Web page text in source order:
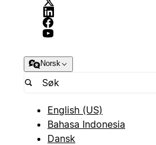
Norsk
English (US)
Bahasa Indonesia
Dansk